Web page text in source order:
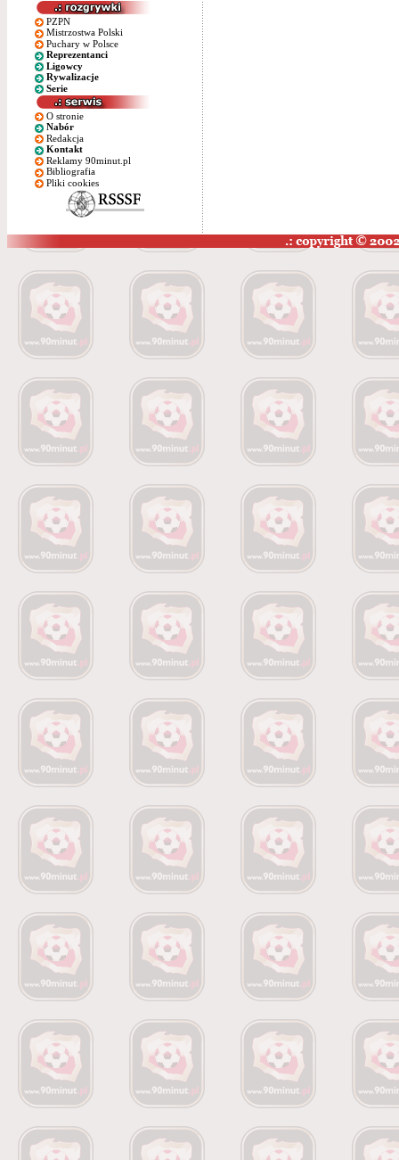
PZPN
Mistrzostwa Polski
Puchary w Polsce
Reprezentanci
Ligowcy
Rywalizacje
Serie
O stronie
Nabór
Redakcja
Kontakt
Reklamy 90minut.pl
Bibliografia
Pliki cookies